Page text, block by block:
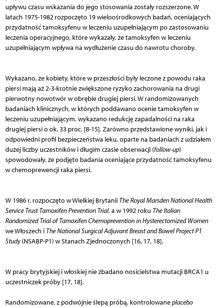
upływu czasu wskazania do jego stosowania zostały rozszerzone. W
latach 1975-1982 rozpoczęto 19 wieloośrodkowych badań, oceniających
przydatność tamoksyfenu w leczeniu uzupełniającym po zastosowaniu
leczenia operacyjnego, które wykazały, że tamoksyfen w leczeniu
uzupełniającym wpływa na wydłużenie czasu do nawrotu choroby.
Wykazano, że kobiety, które w przeszłości były leczone z powodu raka
piersi mają aż 2-3-krotnie zwiększone ryzyko zachorowania na drugi
pierwotny nowotwór w obrębie drugiej piersi. W randomizowanych
badaniach klinicznych, w których poddawano ocenie tamoksyfen w
leczeniu uzupełniającym, wykazano redukcję zapadalności na raka
drugiej piersi o ok. 33 proc. [8-15]. Zarówno przedstawione wyniki, jak i
odpowiedni profil bezpieczeństwa leku, oparte na badaniach z udziałem
dużej liczby uczestników i długim czasie obserwacji (follow-up)
spowodowały, że podjęto badania oceniające przydatność tamoksyfenu
w chemoprewencji raka piersi.
W 1986 r. rozpoczęto w Wielkiej Brytanii The Royal Marsden National Health
Service Trust Tamoxifen Prevention Trial, a w 1992 roku The Italian
Randomized Trial of Tamoxifen Chemoprevention in Hysterectomized Women
we Włoszech i The National Surgical Adjuvant Breast and Bowel Project P1
Study(NSABP-P1) w Stanach Zjednoczonych [16, 17, 18].
W pracy brytyjskiej i włoskiej nie zbadano nosicielstwa mutacji BRCA1 u
uczestniczek próby [17, 18].
Randomizowane, z podwójnie ślepą próbą, kontrolowaneplacebo